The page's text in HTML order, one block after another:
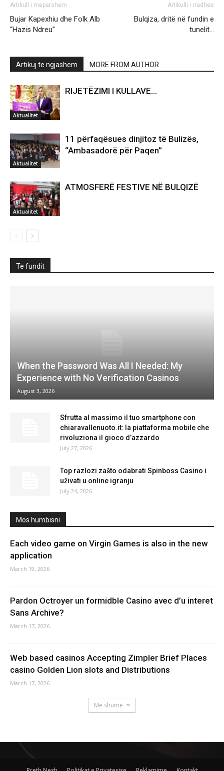
Artikull i meparshem
Bujar Kapexhiu dhe Folk Alb
“Hazis Ndreu”
Artikulli i rradhes
Bulqiza, dritë në fundin e
tunelit…
Artikuj te ngjashem MORE FROM AUTHOR
Aktualitet
RIJETËZIMI I KULLAVE…
Aktualitet
11 përfaqësues dinjitoz të Bulizës,
“Ambasadorë për Paqen”
Aktualitet
ATMOSFERË FESTIVE NË BULQIZË
Te fundit
When the Password Was All I Needed: My
Experience with No Verification Casinos
August 3, 2026
Sfrutta al massimo il tuo smartphone con
chiaravallenuoto.it: la piattaforma mobile che
rivoluziona il gioco d’azzardo
July 27, 2026
Top razlozi zašto odabrati Spinboss Casino i
uživati u online igranju
July 24, 2026
Mos humbisni
Each video game on Virgin Games is also in the new
application
March 19, 2026
Pardon Octroyer un formidble Casino avec d’u interet
Sans Archive?
March 17, 2026
Web based casinos Accepting Zimpler Brief Places
casino Golden Lion slots and Distributions
March 17, 2026
Me shume